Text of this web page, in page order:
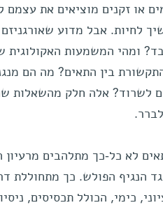
או זקנים מוציאים את עצמם
לחיות. אבל מדוע
ומהי המשמעות האקולוגית
בין התאים? מה הם
לשרוד? אלה חלק מהשאלות
לא כל-כך מתלהבים מרעיון
הנגיף הפולש. כך מתחוללת
כימי, הכולל תכסיסים,